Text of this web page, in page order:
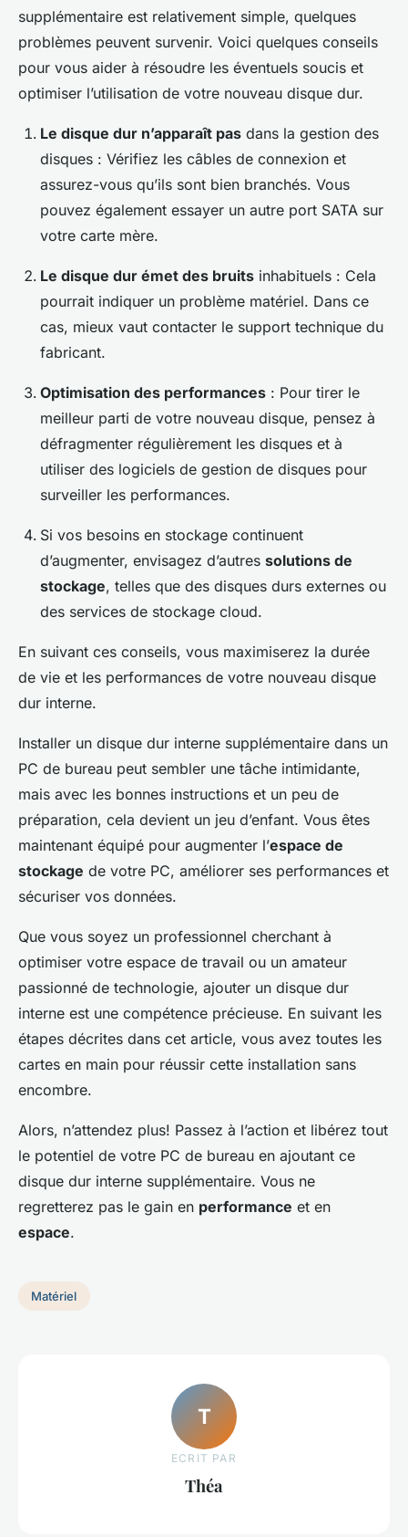
supplémentaire est relativement simple, quelques
problèmes peuvent survenir. Voici quelques conseils
pour vous aider à résoudre les éventuels soucis et
optimiser l’utilisation de votre nouveau disque dur.
Le disque dur n’apparaît pas dans la gestion des
disques : Vérifiez les câbles de connexion et
assurez-vous qu’ils sont bien branchés. Vous
pouvez également essayer un autre port SATA sur
votre carte mère.
Le disque dur émet des bruits inhabituels : Cela
pourrait indiquer un problème matériel. Dans ce
cas, mieux vaut contacter le support technique du
fabricant.
Optimisation des performances : Pour tirer le
meilleur parti de votre nouveau disque, pensez à
défragmenter régulièrement les disques et à
utiliser des logiciels de gestion de disques pour
surveiller les performances.
Si vos besoins en stockage continuent
d’augmenter, envisagez d’autres solutions de
stockage, telles que des disques durs externes ou
des services de stockage cloud.
En suivant ces conseils, vous maximiserez la durée
de vie et les performances de votre nouveau disque
dur interne.
Installer un disque dur interne supplémentaire dans un
PC de bureau peut sembler une tâche intimidante,
mais avec les bonnes instructions et un peu de
préparation, cela devient un jeu d’enfant. Vous êtes
maintenant équipé pour augmenter l’espace de
stockage de votre PC, améliorer ses performances et
sécuriser vos données.
Que vous soyez un professionnel cherchant à
optimiser votre espace de travail ou un amateur
passionné de technologie, ajouter un disque dur
interne est une compétence précieuse. En suivant les
étapes décrites dans cet article, vous avez toutes les
cartes en main pour réussir cette installation sans
encombre.
Alors, n’attendez plus! Passez à l’action et libérez tout
le potentiel de votre PC de bureau en ajoutant ce
disque dur interne supplémentaire. Vous ne
regretterez pas le gain en performance et en
espace.
Matériel
T
ECRIT PAR
Théa